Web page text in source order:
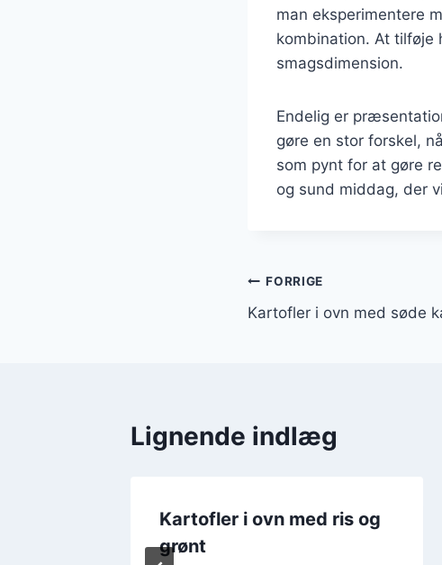
man eksperimentere
kombination. At tilføje
smagsdimension.
Endelig er
gøre en stor forskel,
som pynt for at gøre
og sund middag, der
FORRIGE
Kartofler i ovn med søde
Lignende indlæg
Kartofler i ovn med ris og
grønt